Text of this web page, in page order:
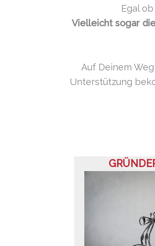
Egal
Vielleicht sogar
Auf Deinem
Unterstützung